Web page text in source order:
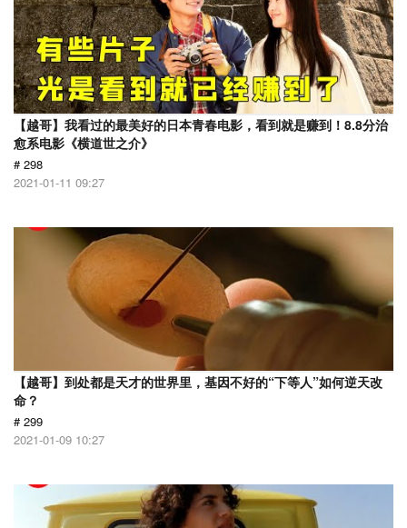
【越哥】我看过的最美好的日本青春电影，看到就是赚到！8.8分治
愈系电影《横道世之介》
# 298
2021-01-11 09:27
【越哥】到处都是天才的世界里，基因不好的“下等人”如何逆天改
命？
# 299
2021-01-09 10:27